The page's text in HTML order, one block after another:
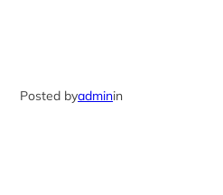
Posted byadminin